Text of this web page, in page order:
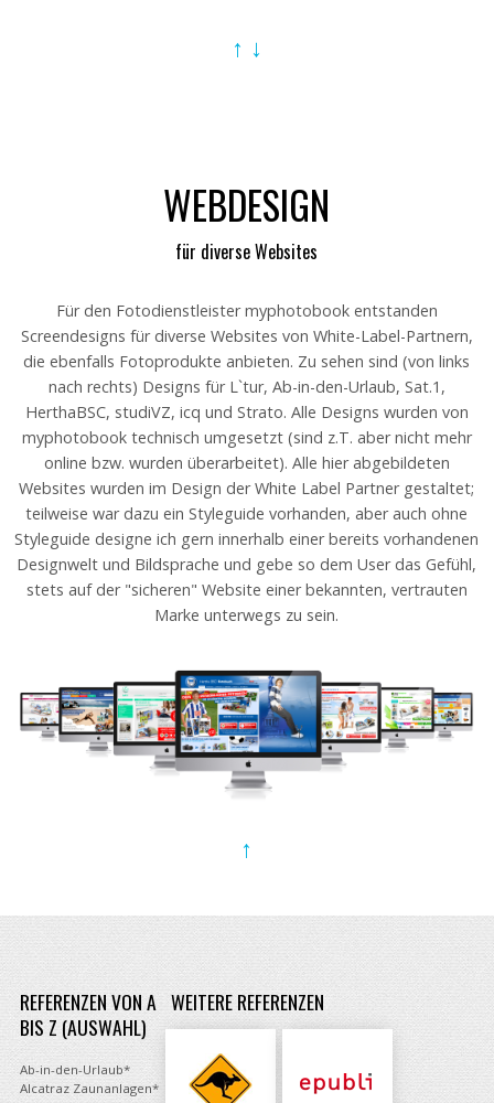
↑ ↓
WEBDESIGN
für diverse Websites
Für den Fotodienstleister myphotobook entstanden
Screendesigns für diverse Websites von White-Label-Partnern,
die ebenfalls Fotoprodukte anbieten. Zu sehen sind (von links
nach rechts) Designs für L`tur, Ab-in-den-Urlaub, Sat.1,
HerthaBSC, studiVZ, icq und Strato. Alle Designs wurden von
myphotobook technisch umgesetzt (sind z.T. aber nicht mehr
online bzw. wurden überarbeitet). Alle hier abgebildeten
Websites wurden im Design der White Label Partner gestaltet;
teilweise war dazu ein Styleguide vorhanden, aber auch ohne
Styleguide designe ich gern innerhalb einer bereits vorhandenen
Designwelt und Bildsprache und gebe so dem User das Gefühl,
stets auf der "sicheren" Website einer bekannten, vertrauten
Marke unterwegs zu sein.
↑
REFERENZEN VON A
BIS Z (AUSWAHL)
Ab-in-den-Urlaub*
Alcatraz Zaunanlagen*
WEITERE REFERENZEN